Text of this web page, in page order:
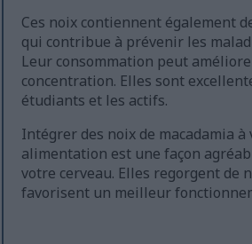
Ces noix contiennent également
qui contribue à prévenir les
Leur consommation peut
concentration. Elles sont
étudiants et les actifs.
Intégrer des noix de macadamia à
alimentation est une façon
votre cerveau. Elles regorgent de
favorisent un meilleur